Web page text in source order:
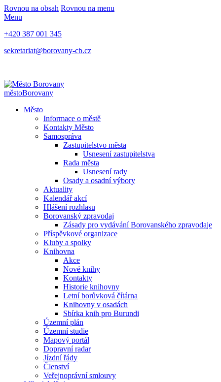
Rovnou na obsah Rovnou na menu
Menu
+420 387 001 345
sekretariat@borovany-cb.cz
městoBorovany
Město
Informace o městě
Kontakty Město
Samospráva
Zastupitelstvo města
Usnesení zastupitelstva
Rada města
Usnesení rady
Osady a osadní výbory
Aktuality
Kalendář akcí
Hlášení rozhlasu
Borovanský zpravodaj
Zásady pro vydávání Borovanského zpravodaje
Příspěvkové organizace
Kluby a spolky
Knihovna
Akce
Nové knihy
Kontakty
Historie knihovny
Letní borůvková čítárna
Knihovny v osadách
Sbírka knih pro Burundi
Územní plán
Územní studie
Mapový portál
Dopravní radar
Jízdní řády
Členství
Veřejnoprávní smlouvy